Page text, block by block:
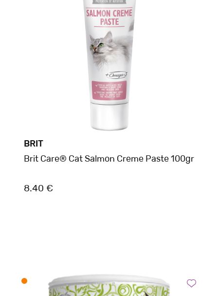
BRIT
Brit Care® Cat Salmon Creme Paste 100gr
8.40 €